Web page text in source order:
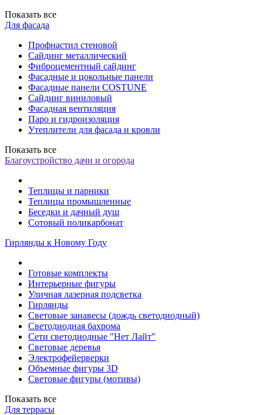
Показать все
Для фасада
Профнастил стеновой
Сайдинг металлический
Фиброцементный сайдинг
Фасадные и цокольные панели
Фасадные панели COSTUNE
Сайдинг виниловый
Фасадная вентиляция
Паро и гидроизоляция
Утеплители для фасада и кровли
Показать все
Благоустройство дачи и огорода
Теплицы и парники
Теплицы промышленные
Беседки и дачный душ
Сотовый поликарбонат
Гирлянды к Новому Году
Готовые комплекты
Интерьерные фигуры
Уличная лазерная подсветка
Гирлянды
Световые занавесы (дождь светодиодный)
Светодиодная бахрома
Сети светодиодные "Нет Лайт"
Световые деревья
Электрофейерверки
Объемные фигуры 3D
Световые фигуры (мотивы)
Показать все
Для террасы